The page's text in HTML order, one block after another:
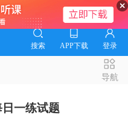
搜索 APP下载 登录
导航
一练试题